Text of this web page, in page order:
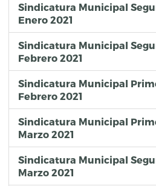
Sindicatura Municipal
Enero 2021
Sindicatura Municipal
Febrero 2021
Sindicatura Municipal
Febrero 2021
Sindicatura Municipal
Marzo 2021
Sindicatura Municipal
Marzo 2021